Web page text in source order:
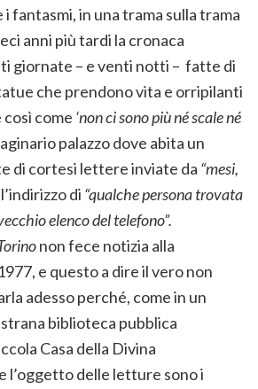
i fantasmi, in una trama sulla trama
anni più tardi la cronaca
giornate – e venti notti – fatte di
che prendono vita e orripilanti
così come ‘non ci sono più né scale né
palazzo dove abita un
di cortesi lettere inviate da “mesi,
di “qualche persona trovata
elenco del telefono”.
non fece notizia alla
e questo a dire il vero non
adesso perché, come in un
biblioteca pubblica
Casa della Divina
l’oggetto delle letture sono i